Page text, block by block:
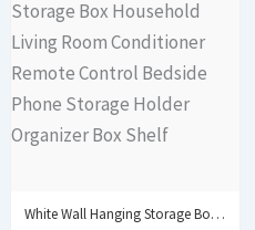
White Wall Hanging Storage Box Household Living Room...